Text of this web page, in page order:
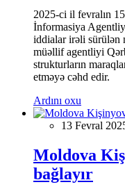
2025-ci il fevralın
İnformasiya
iddialar irəli sürülən
müəllif agentliyi
strukturların
etməyə cəhd edir.
Ardını oxu
13 Fevral
Moldova
bağlayır